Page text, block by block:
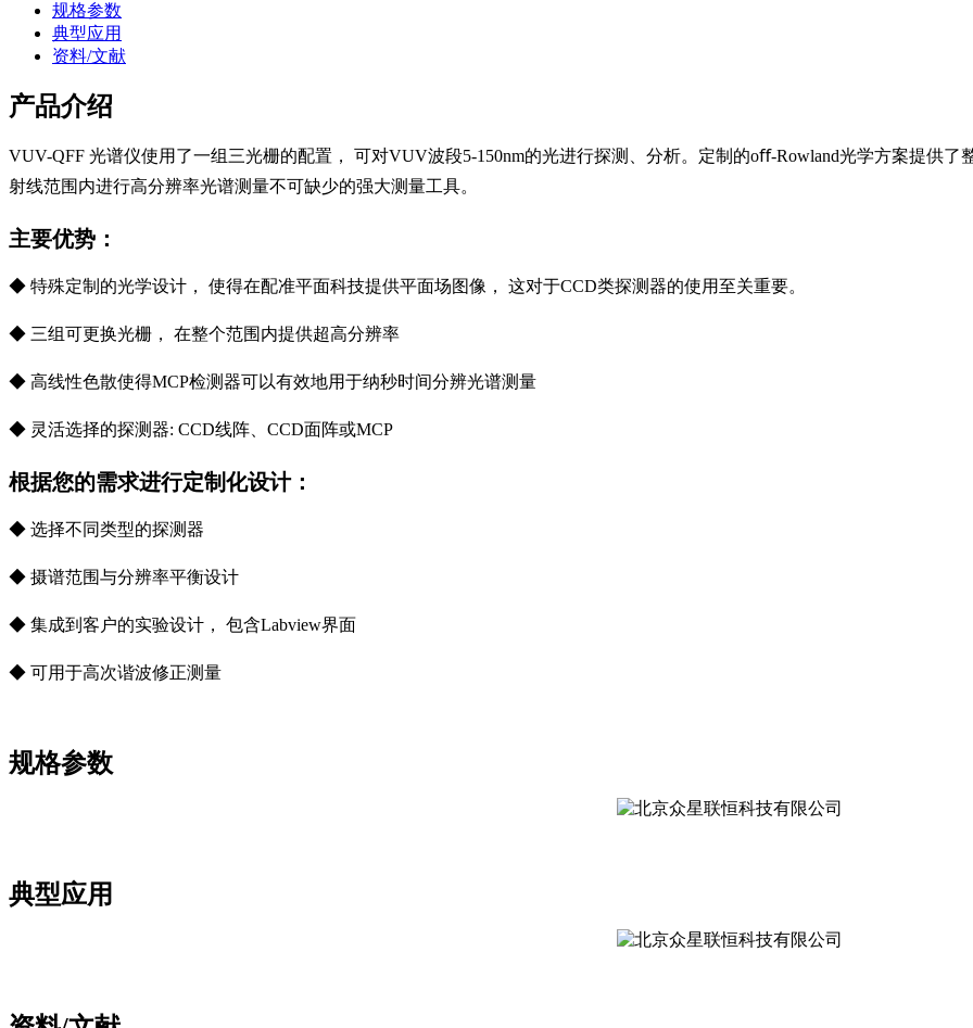
规格参数
典型应用
资料/文献
产品介绍
VUV-QFF 光谱仪使用了一组三光栅的配置， 可对VUV波段5-150nm的光进行探测、分析。定制的oﬀ-Rowland光学方案提供
射线范围内进行高分辨率光谱测量不可缺少的强大测量工具。
主要优势：
◆ 特殊定制的光学设计， 使得在配准平面科技提供平面场图像， 这对于CCD类探测器的使用至关重要。
◆ 三组可更换光栅， 在整个范围内提供超高分辨率
◆ 高线性色散使得MCP检测器可以有效地用于纳秒时间分辨光谱测量
◆ 灵活选择的探测器: CCD线阵、CCD面阵或MCP
根据您的需求进行定制化设计：
◆ 选择不同类型的探测器
◆ 摄谱范围与分辨率平衡设计
◆ 集成到客户的实验设计， 包含Labview界面
◆ 可用于高次谐波修正测量
规格参数
典型应用